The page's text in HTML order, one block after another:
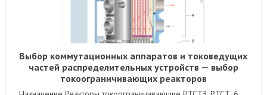
Выбор коммутационных аппаратов и токоведущих
частей распределительных устройств — выбор
токоограничивающих реакторов